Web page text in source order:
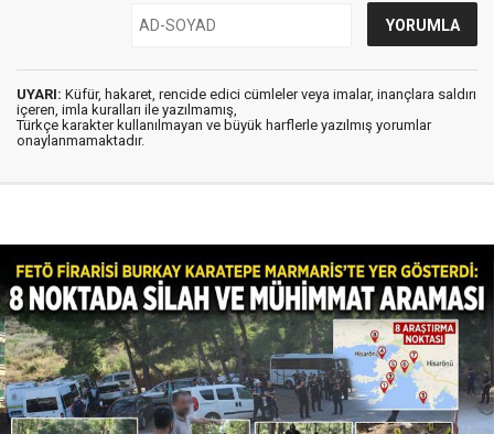
UYARI: Küfür, hakaret, rencide edici cümleler veya imalar, inançlara saldırı
içeren, imla kuralları ile yazılmamış,
Türkçe karakter kullanılmayan ve büyük harflerle yazılmış yorumlar
onaylanmamaktadır.